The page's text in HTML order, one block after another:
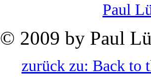
Paul
© 2009 by Paul
zurück zu: Back to